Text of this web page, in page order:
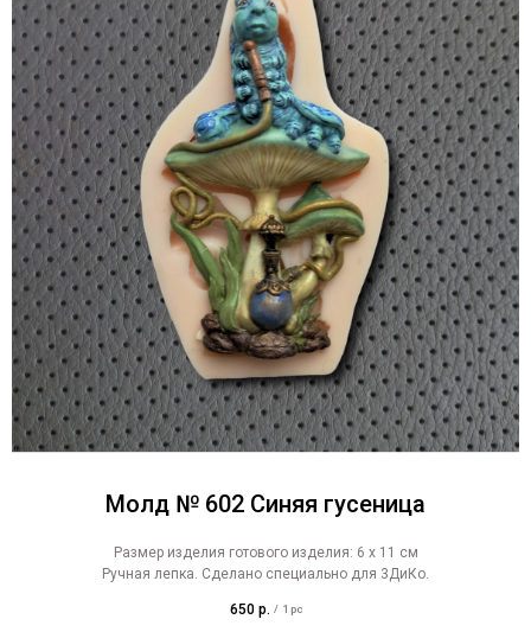
Молд № 602 Синяя гусеница
Размер изделия готового изделия: 6 х 11 см
Ручная лепка. Сделано специально для 3ДиКо.
650 р. / 1 pc